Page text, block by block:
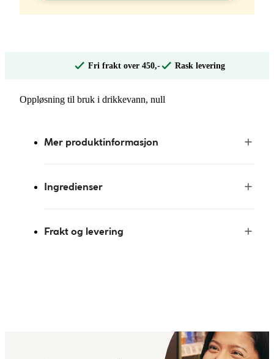
Fri frakt over 450,- Rask levering
Oppløsning til bruk i drikkevann, null
Mer produktinformasjon
Ingredienser
Frakt og levering